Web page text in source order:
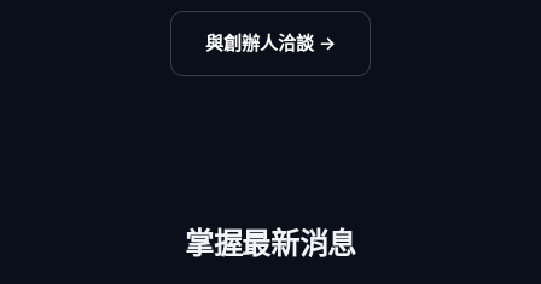
與創辦人洽談 →
掌握最新消息